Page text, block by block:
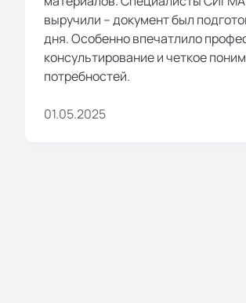
выручили – документ был
дня. Особенно впечатлило
консультирование и четкое
потребностей.
01.05.2025